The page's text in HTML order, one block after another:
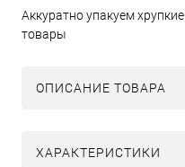
Аккуратно упакуем хрупкие
товары
ОПИСАНИЕ ТОВАРА
ХАРАКТЕРИСТИКИ